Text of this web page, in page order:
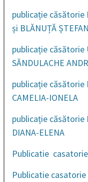
publicație căsătorie
și BLĂNUȚĂ
publicație căsătorie
SĂNDULACHE
publicație căsătorie
CAMELIA-IONELA
publicație căsătorie
DIANA-ELENA
Publicatie
Publicatie